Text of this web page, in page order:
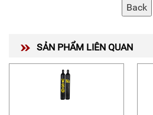
SẢN PHẨM LIÊN QUAN